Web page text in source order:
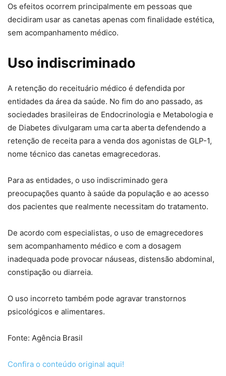
Os efeitos ocorrem principalmente em pessoas que
decidiram usar as canetas apenas com finalidade estética,
sem acompanhamento médico.
Uso indiscriminado
A retenção do receituário médico é defendida por
entidades da área da saúde. No fim do ano passado, as
sociedades brasileiras de Endocrinologia e Metabologia e
de Diabetes divulgaram uma carta aberta defendendo a
retenção de receita para a venda dos agonistas de GLP-1,
nome técnico das canetas emagrecedoras.
Para as entidades, o uso indiscriminado gera
preocupações quanto à saúde da população e ao acesso
dos pacientes que realmente necessitam do tratamento.
De acordo com especialistas, o uso de emagrecedores
sem acompanhamento médico e com a dosagem
inadequada pode provocar náuseas, distensão abdominal,
constipação ou diarreia.
O uso incorreto também pode agravar transtornos
psicológicos e alimentares.
Fonte: Agência Brasil
Confira o conteúdo original aqui!